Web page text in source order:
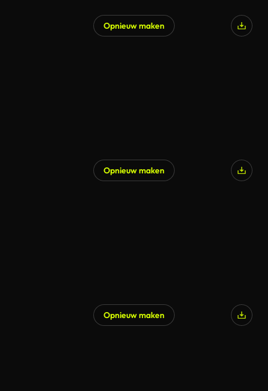
Opnieuw maken
Opnieuw maken
Opnieuw maken